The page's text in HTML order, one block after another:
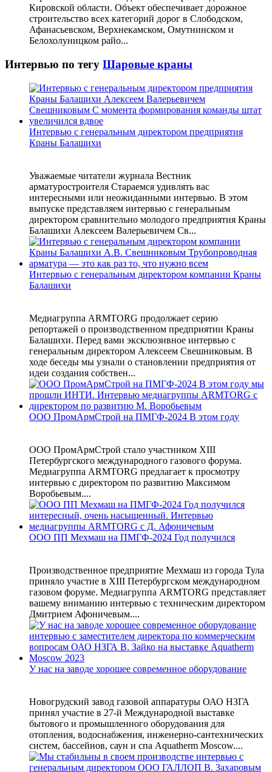
Кировской области. Объект обеспечивает дорожное
строительство всех категорий дорог в Слободском,
Афанасьевском, Верхнекамском, Омутнинском и
Белохолуницком райо...
Интервью по тегу Шаровые краны
Интервью с генеральным директором предприятия
Краны Балашихи
Уважаемые читатели журнала Вестник
арматуростроителя Стараемся удивлять вас
интересными или неожиданными интервью. В этом
выпуске представляем интервью с генеральным
директором сравнительно молодого предприятия Краны
Балашихи Алексеем Валерьевичем Св...
Интервью с генеральным директором компании Краны
Балашихи
Медиагруппа ARMTORG продолжает серию
репортажей о производственном предприятии Краны
Балашихи. Перед вами эксклюзивное интервью с
генеральным директором Алексеем Свешниковым. В
ходе беседы мы узнали о становлении предприятия от
идеи создания собствен...
ООО ПромАрмСтрой на ПМГФ-2024 В этом году
ООО ПромАрмСтрой стало участником XIII
Петербургского международного газового форума.
Медиагруппа ARMTORG предлагает к просмотру
интервью с директором по развитию Максимом
Воробьевым....
ООО ПП Мехмаш на ПМГФ-2024 Год получился
Производственное предприятие Мехмаш из города Тула
приняло участие в XIII Петербургском международном
газовом форуме. Медиагруппа ARMTORG представляет
вашему вниманию интервью с техническим директором
Дмитрием Афоничевым....
У нас на заводе хорошее современное оборудование
Новогрудский завод газовой аппаратуры ОАО НЗГА
принял участие в 27-й Международной выставке
бытового и промышленного оборудования для
отопления, водоснабжения, инженерно-сантехнических
систем, бассейнов, саун и спа Aquatherm Moscow....